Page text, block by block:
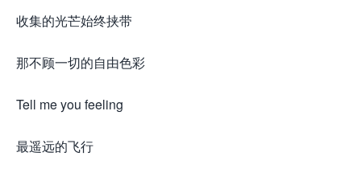
收集的光芒始终挟带
那不顾一切的自由色彩
Tell me you feeling
最遥远的飞行